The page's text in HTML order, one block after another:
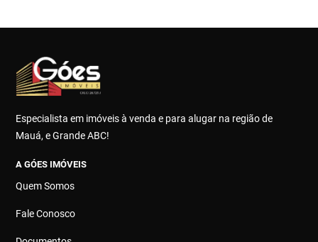
Especialista em imóveis à venda e para alugar na região de
Mauá, e Grande ABC!
A GÓES IMÓVEIS
Quem Somos
Fale Conosco